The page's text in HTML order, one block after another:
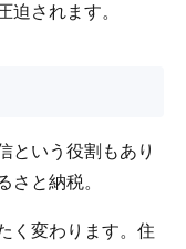
されます。
という役割もあり
さと納税。
く変わります。住